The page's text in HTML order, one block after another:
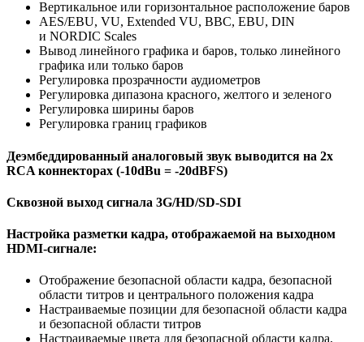
Вертикальное или горизонтальное расположение баров
AES/EBU, VU, Extended VU, BBC, EBU, DIN
и NORDIC Scales
Вывод линейного графика и баров, только линейного
графика или только баров
Регулировка прозрачности аудиометров
Регулировка дипазона красного, желтого и зеленого
Регулировка ширины баров
Регулировка границ графиков
Деэмбеддированный аналоговый звук выводится на 2х
RCA коннекторах (-10dBu = -20dBFS)
Сквозной выход сигнала 3G/HD/SD-SDI
Настройка разметки кадра, отображаемой на выходном
HDMI-сигнале:
Отображение безопасной области кадра, безопасной
области титров и центрального положения кадра
Настраиваемые позиции для безопасной области кадра
и безопасной области титров
Настраиваемые цвета для безопасной области кадра,